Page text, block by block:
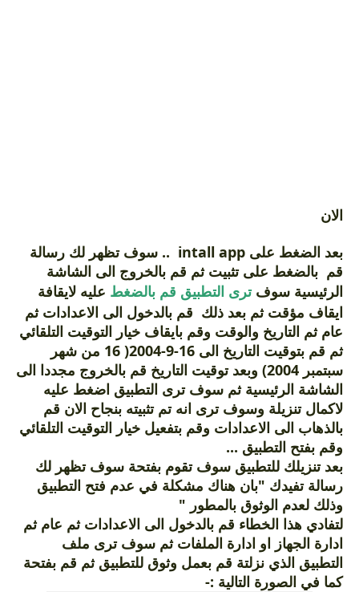
الان
بعد الضغط على intall app .. سوف تظهر لك رسالة
قم بالضغط على تثبيت ثم قم بالخروج الى الشاشة
الرئيسية سوفترى التطبيق قم بالضغط عليه لايقافة
ايقاف مؤقت ثم بعد ذلك قم بالدخول الى الاعدادات ثم
عام ثم التاريخ والوقت وقم بايقاف خيار التوقيت التلقائي
ثم قم بتوقيت التاريخ الى 16-9-2004( 16 من شهر
سبتمبر 2004) وبعد توقيت التاريخ قم بالخروج مجددا الى
الشاشة الرئيسية ثم سوف ترى التطبيق اضغط عليه
لاكمال تنزيلة وسوف ترى انه تم تثبيته بنجاح الان قم
بالذهاب الى الاعدادات وقم بتفعيل خيار التوقيت التلقائي
وقم بفتح التطبيق ...
بعد تنزيلك للتطبيق سوف تقوم بفتحة سوف تظهر لك
رسالة تفيدك "بان هناك مشكلة في عدم فتح التطبيق
وذلك لعدم الوثوق بالمطور "
لتفادي هذا الخطاء قم بالدخول الى الاعدادات ثم عام ثم
ادارة الجهاز او ادارة الملفات ثم سوف ترى ملف
التطبيق الذي نزلتة قم بعمل وثوق للتطبيق ثم قم بفتحة
كما في الصورة التالية :-